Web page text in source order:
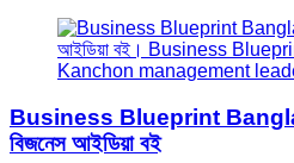
Business Blueprint
বিজনেস আইডিয়া বই